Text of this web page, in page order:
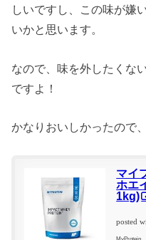
しいですし、この味が嫌
いかと思います。
なので、味を外したくな
ですよ！
かなりおいしかったので
マイ
ホエ
1kg)
posted